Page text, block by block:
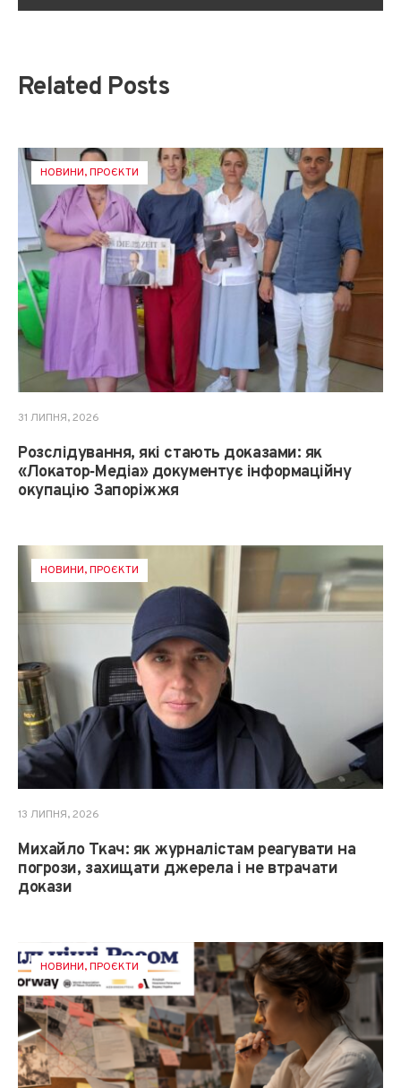
Related Posts
НОВИНИ,ПРОЄКТИ
31 ЛИПНЯ, 2026
Розслідування, які стають доказами: як
«Локатор‑Медіа» документує інформаційну
окупацію Запоріжжя
НОВИНИ,ПРОЄКТИ
13 ЛИПНЯ, 2026
Михайло Ткач: як журналістам реагувати на
погрози, захищати джерела і не втрачати
докази
НОВИНИ,ПРОЄКТИ